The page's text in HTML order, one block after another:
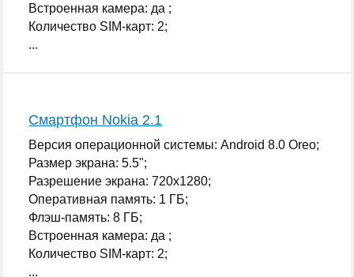
Встроенная камера: да ;
Количество SIM-карт: 2;
...
Смартфон Nokia 2.1
Версия операционной системы: Android 8.0 Oreo;
Размер экрана: 5.5";
Разрешение экрана: 720x1280;
Оперативная память: 1 ГБ;
Флэш-память: 8 ГБ;
Встроенная камера: да ;
Количество SIM-карт: 2;
...